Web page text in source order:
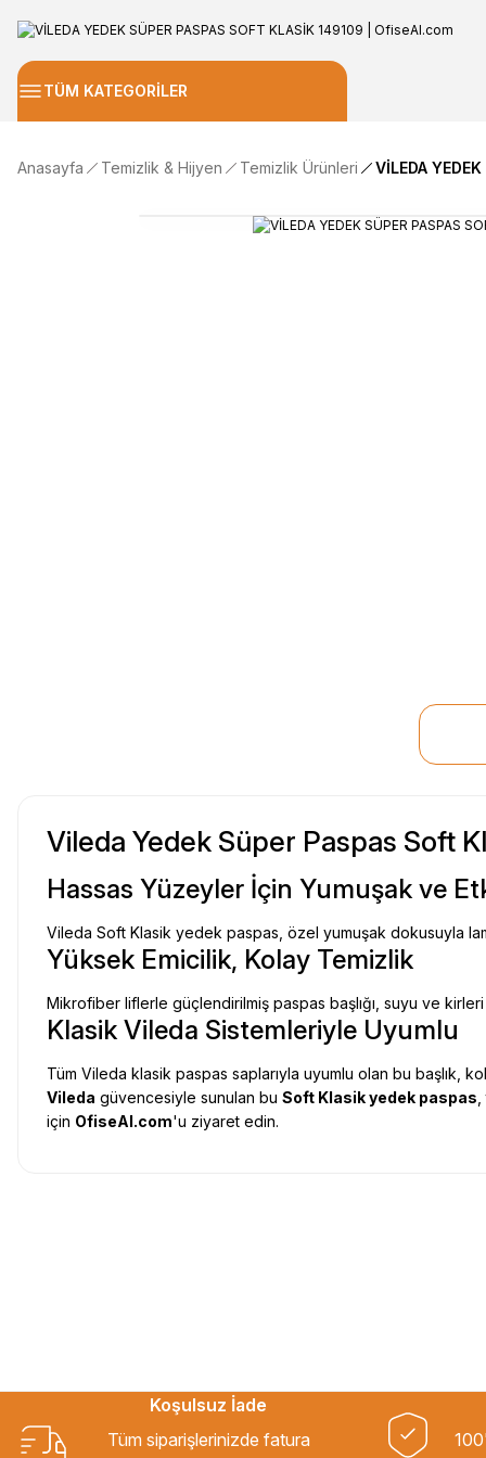
TÜM KATEGORİLER
Anasayfa Temizlik & Hijyen Temizlik Ürünleri VİLEDA
Vileda Yedek Süper Paspas Soft
Hassas Yüzeyler İçin Yumuşak ve
Vileda Soft Klasik yedek paspas, özel yumuşak dokusuyla
Yüksek Emicilik, Kolay Temizlik
Mikrofiber liflerle güçlendirilmiş paspas başlığı, suyu ve
Klasik Vileda Sistemleriyle Uyumlu
Tüm Vileda klasik paspas saplarıyla uyumlu olan bu başlık,
Vileda güvencesiyle sunulan bu Soft Klasik yedek paspas
için OfiseAl.com'u ziyaret edin.
Kaliteli ürün, güvenli alışveriş ve göndermiş olduğunuz hediye için
B... H... | 19/05/2026
Koşulsuz İade
Tüm siparişlerinizde fatura